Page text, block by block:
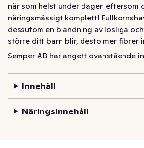
när som helst under dagen eftersom
näringsmässigt komplett!
dessutom en blandning av lösliga
större ditt barn blir, desto mer fibrer
Vi har också sett över och justerat
en mindre fruktig smak på gröten.
Semper gröt är alltid berikad. Med
normal utveckling av barns intellekt,
barns normala tillväxt, kalcium som
Semper AB har angett ovanstående
Innehåll
Näringsinnehåll